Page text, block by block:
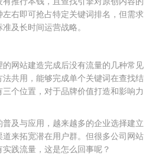
右即可抢占特定关键词排名，但需求
及长时间运营战略。
网站建造完成后没有流量的几种常见
共用，能够完成单个关键词在查找结
个位置，对于品牌价值打造和影响力
及与应用，越来越多的企业选择建立
来拓宽潜在用户群。但很多公司网站
践流量，这是怎么回事呢？